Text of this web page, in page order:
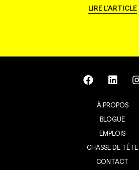
LIRE L'ARTICLE
À PROPOS
BLOGUE
EMPLOIS
CHASSE DE TÊTE
CONTACT